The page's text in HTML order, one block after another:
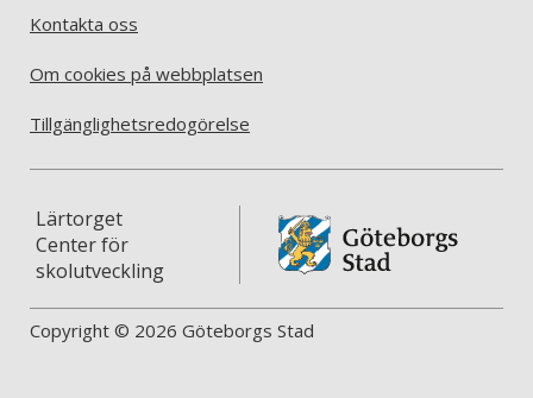
Kontakta oss
Om cookies på webbplatsen
Tillgänglighetsredogörelse
Lärtorget
Center för
skolutveckling
Copyright © 2026 Göteborgs Stad